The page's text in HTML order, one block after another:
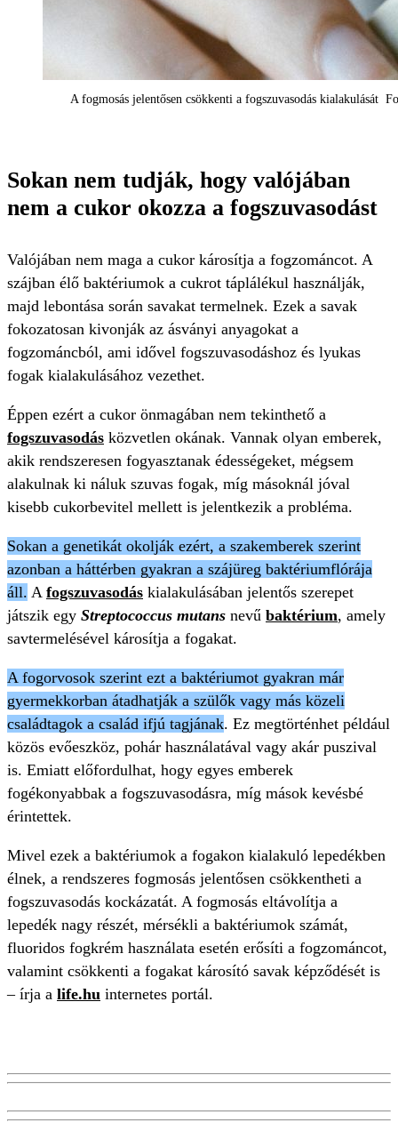
A fogmosás jelentősen csökkenti a fogszuvasodás kialakulását
Sokan nem tudják, hogy valójában
nem a cukor okozza a fogszuvasodást
Valójában nem maga a cukor károsítja a fogzománcot. A
szájban élő baktériumok a cukrot táplálékul használják,
majd lebontása során savakat termelnek. Ezek a savak
fokozatosan kivonják az ásványi anyagokat a
fogzománcból, ami idővel fogszuvasodáshoz és lyukas
fogak kialakulásához vezethet.
Éppen ezért a cukor önmagában nem tekinthető a
fogszuvasodás közvetlen okának. Vannak olyan emberek,
akik rendszeresen fogyasztanak édességeket, mégsem
alakulnak ki náluk szuvas fogak, míg másoknál jóval
kisebb cukorbevitel mellett is jelentkezik a probléma.
Sokan a genetikát okolják ezért, a szakemberek szerint
azonban a háttérben gyakran a szájüreg baktériumflórája
áll. A fogszuvasodás kialakulásában jelentős szerepet
játszik egy Streptococcus mutans nevű baktérium, amely
savtermelésével károsítja a fogakat.
A fogorvosok szerint ezt a baktériumot gyakran már
gyermekkorban átadhatják a szülők vagy más közeli
családtagok a család ifjú tagjának. Ez megtörténhet például
közös evőeszköz, pohár használatával vagy akár puszival
is. Emiatt előfordulhat, hogy egyes emberek
fogékonyabbak a fogszuvasodásra, míg mások kevésbé
érintettek.
Mivel ezek a baktériumok a fogakon kialakuló lepedékben
élnek, a rendszeres fogmosás jelentősen csökkentheti a
fogszuvasodás kockázatát. A fogmosás eltávolítja a
lepedék nagy részét, mérsékli a baktériumok számát,
fluoridos fogkrém használata esetén erősíti a fogzománcot,
valamint csökkenti a fogakat károsító savak képződését is
– írja a life.hu internetes portál.